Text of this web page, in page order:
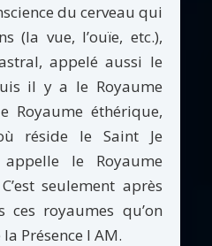
du cerveau qui
(la vue, l’ouïe, etc.),
appelé aussi le
il y a le Royaume
Royaume éthérique,
réside le Saint Je
appelle le Royaume
seulement après
ces royaumes qu’on
Présence I AM.